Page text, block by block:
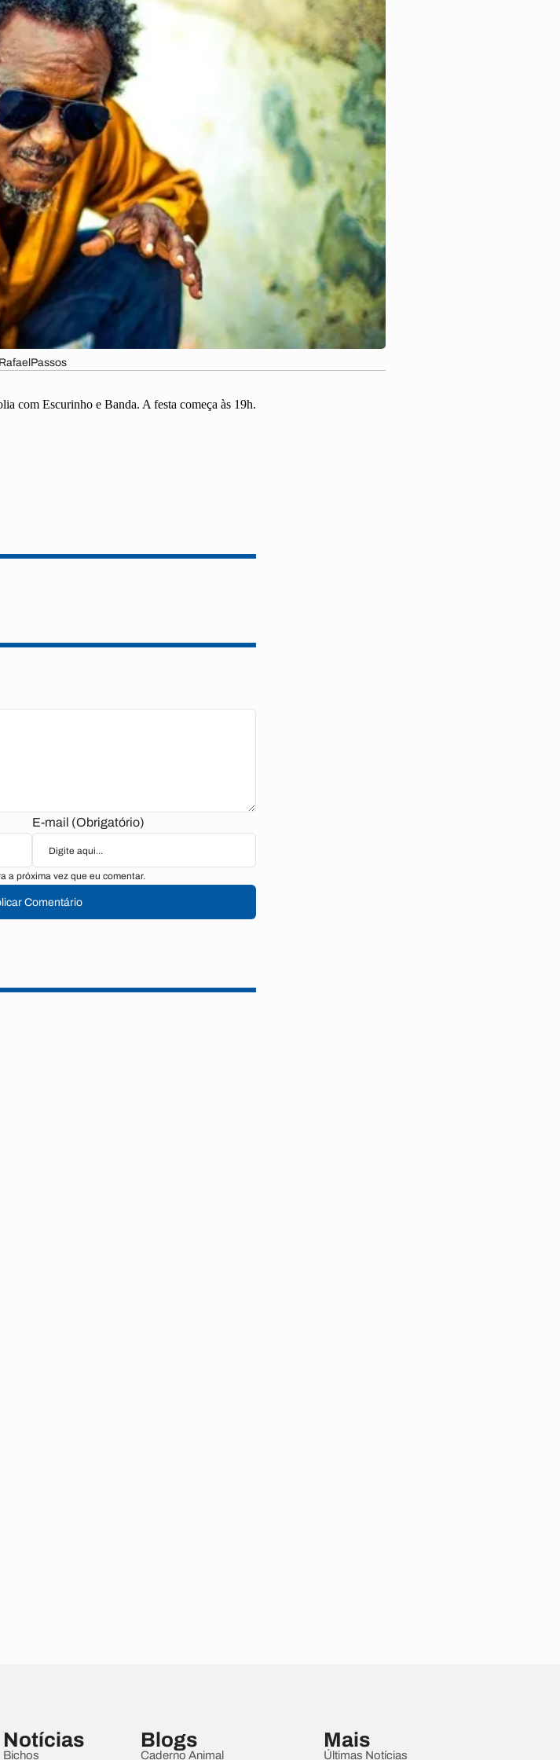
RafaelPassos
com Escurinho e Banda. A festa começa às 19h.
E-mail (Obrigatório)
a próxima vez que eu comentar.
Comentário
Notícias
Bichos
Blogs
Caderno Animal
Mais
Últimas Notícias